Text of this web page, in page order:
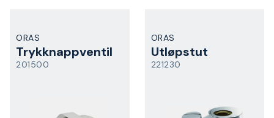
ORAS
Trykknappventil
201500
ORAS
Utløpstut
221230